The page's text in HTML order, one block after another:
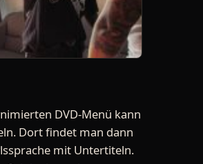
DVD-Menü kann
Dort findet man dann
mit Untertiteln.